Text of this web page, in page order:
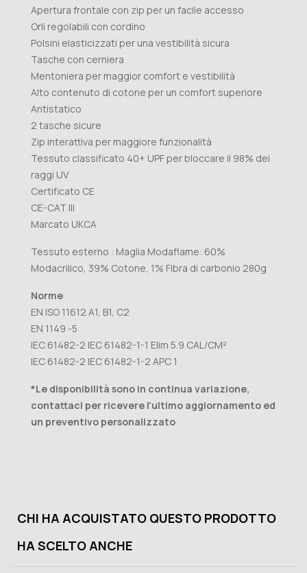
Apertura frontale con zip per un facile accesso
Orli regolabili con cordino
Polsini elasticizzati per una vestibilità sicura
Tasche con cerniera
Mentoniera per maggior comfort e vestibilità
Alto contenuto di cotone per un comfort superiore
Antistatico
2 tasche sicure
Zip interattiva per maggiore funzionalità
Tessuto classificato 40+ UPF per bloccare il 98% dei
raggi UV
Certificato CE
CE-CAT III
Marcato UKCA
Tessuto esterno : Maglia Modaflame: 60%
Modacrilico, 39% Cotone, 1% Fibra di carbonio 280g
Norme
EN ISO 11612 A1, B1, C2
EN 1149 -5
IEC 61482-2 IEC 61482-1-1 Elim 5.9 CAL/CM²
IEC 61482-2 IEC 61482-1-2 APC 1
*Le disponibilità sono in continua variazione,
contattaci per ricevere l'ultimo aggiornamento ed
un preventivo personalizzato
CHI HA ACQUISTATO QUESTO PRODOTTO
HA SCELTO ANCHE